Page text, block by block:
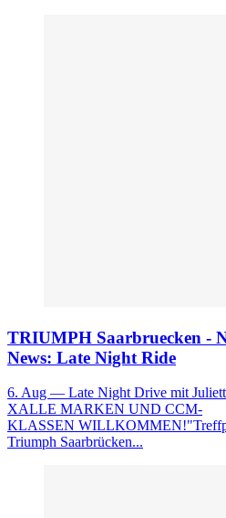
TRIUMPH Saarbruecken -
News: Late Night Ride
6. Aug — Late Night Drive mit
XALLE MARKEN UND CCM-
KLASSEN
Triumph Saarbrücken...